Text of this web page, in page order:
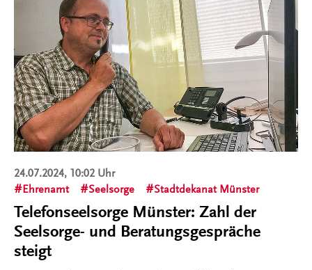
24.07.2024, 10:02 Uhr
Ehrenamt
Seelsorge Stadtdekanat Münster
Telefonseelsorge Münster: Zahl der
Seelsorge- und Beratungsgespräche
steigt